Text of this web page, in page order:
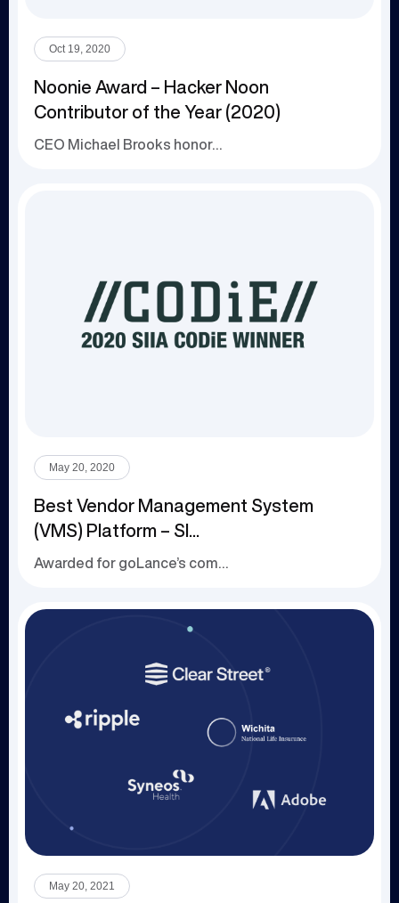
Oct 19, 2020
Noonie Award – Hacker Noon
Contributor of the Year (2020)
CEO Michael Brooks honored for leadership in th...
May 20, 2020
Best Vendor Management System
(VMS) Platform – SI...
May 20, 2021